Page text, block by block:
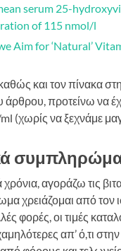
serum 25-
of 115 nmol/l
Aim for ‘Natural’
και τον πίνακα
προτείνω να
(χωρίς να ξεχνάμε
αγοράζω τις
χρειάζομαι από τον
φορές, οι τιμές
απ’ ό,τι